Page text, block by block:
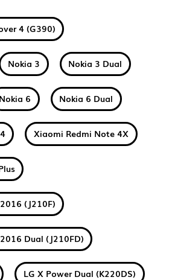
4 (G390)
Nokia 3 Nokia 3 Dual
Nokia 6 Nokia 6 Dual
Xiaomi Redmi Note 4X
(J210F)
Dual (J210FD)
LG X Power Dual (K220DS)